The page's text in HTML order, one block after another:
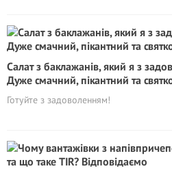
Салат з баклажанів, який я з
Дуже смачний, пікантний та
Готуйте з задоволенням!